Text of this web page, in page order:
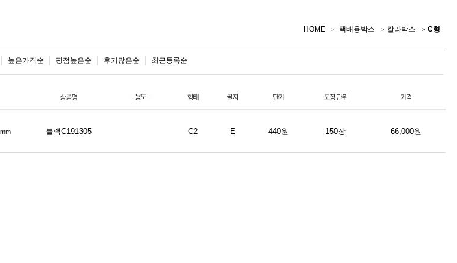
HOME 택배용박스 칼라박스 C형
높은가격순 평점높은순 후기많은순 최근등록순
mm 블랙C191305 C2 E 440원 150장 66,000원